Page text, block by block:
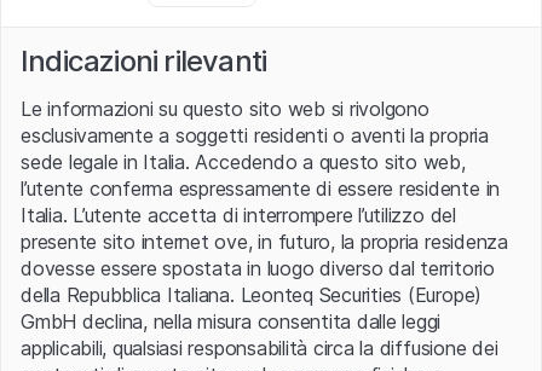
Errore del server.
Indicazioni rilevanti
Le informazioni su questo sito web si rivolgono
esclusivamente a soggetti residenti o aventi la propria
sede legale in Italia. Accedendo a questo sito web,
l’utente conferma espressamente di essere residente in
Italia. L’utente accetta di interrompere l’utilizzo del
presente sito internet ove, in futuro, la propria residenza
dovesse essere spostata in luogo diverso dal territorio
della Repubblica Italiana. Leonteq Securities (Europe)
GmbH declina, nella misura consentita dalle leggi
applicabili, qualsiasi responsabilità circa la diffusione dei